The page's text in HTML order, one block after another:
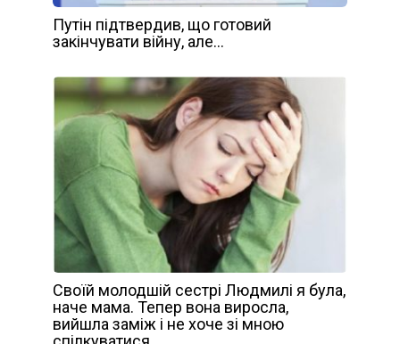
Путін підтвердив, що готовий
закінчувати війну, але…
Своїй молодшій сестрі Людмилі я була,
наче мама. Тепер вона виросла,
вийшла заміж і не хоче зі мною